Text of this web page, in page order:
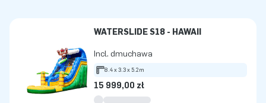
WATERSLIDE S18 - HAWAII
Incl. dmuchawa
8.4 x 3.3 x 5.2m
15 999,00 zł